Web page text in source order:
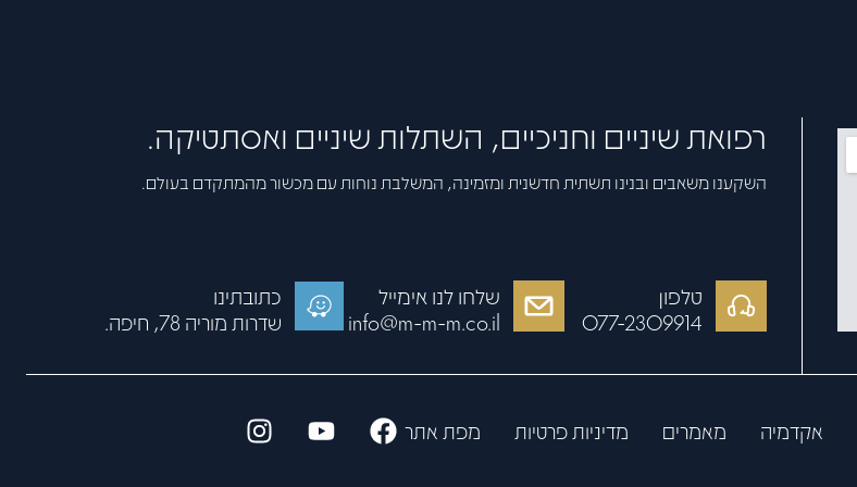
רפואת שיניים וחניכיים, השתלות שיניים ואסתטיקה.
השקענו משאבים ובנינו תשתית חדשנית ומזמינה, המשלבת נוחות עם מכשור מהמתקדם בעולם.
טלפון
077-2309914
שלחו לנו אימייל
info@m-m-m.co.il
כתובתינו
שדרות מוריה 78, חיפה.
אקדמיה מאמרים מדיניות פרטיות מפת אתר